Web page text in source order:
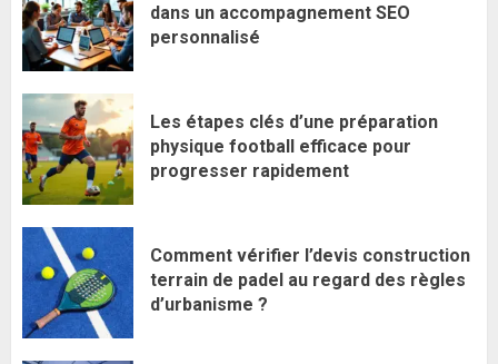
dans un accompagnement SEO
personnalisé
Les étapes clés d’une préparation
physique football efficace pour
progresser rapidement
Comment vérifier l’devis construction
terrain de padel au regard des règles
d’urbanisme ?